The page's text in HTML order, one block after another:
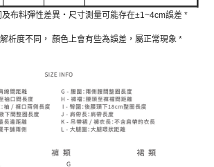
及布料彈性差異‧尺寸測量可能存在±1~4cm誤差 *
析度不同， 顏色上會有些為誤差，屬正常現象 *